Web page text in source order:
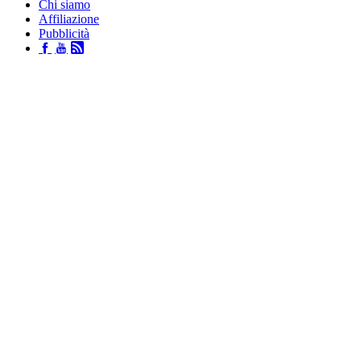
Chi siamo
Affiliazione
Pubblicità